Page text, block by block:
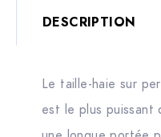
DESCRIPTION
Le taille-haie sur
est le plus puissant